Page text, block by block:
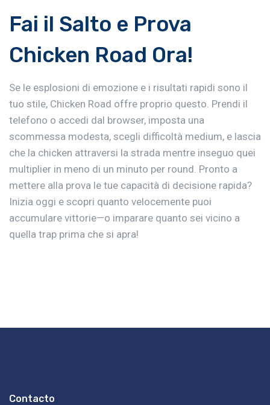
Fai il Salto e Prova
Chicken Road Ora!
Se le esplosioni di emozione e i risultati rapidi sono il
tuo stile, Chicken Road offre proprio questo. Prendi il
telefono o accedi dal browser, imposta una
scommessa modesta, scegli difficoltà medium, e lascia
che la chicken attraversi la strada mentre inseguo quei
multiplier in meno di un minuto per round. Pronto a
mettere alla prova le tue capacità di decisione rapida?
Inizia oggi e scopri quanto velocemente puoi
accumulare vittorie—o imparare quanto sei vicino a
quella trap prima che si apra!
Contacto